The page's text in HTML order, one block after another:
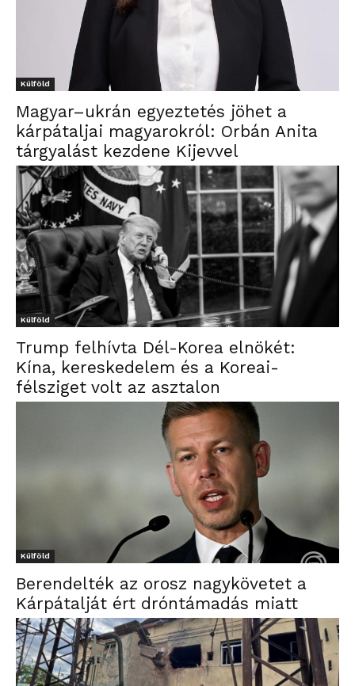
Külföld
Magyar–ukrán egyeztetés jöhet a
kárpátaljai magyarokról: Orbán Anita
tárgyalást kezdene Kijevvel
Külföld
Trump felhívta Dél-Korea elnökét:
Kína, kereskedelem és a Koreai-
félsziget volt az asztalon
Külföld
Berendelték az orosz nagykövetet a
Kárpátalját ért dróntámadás miatt